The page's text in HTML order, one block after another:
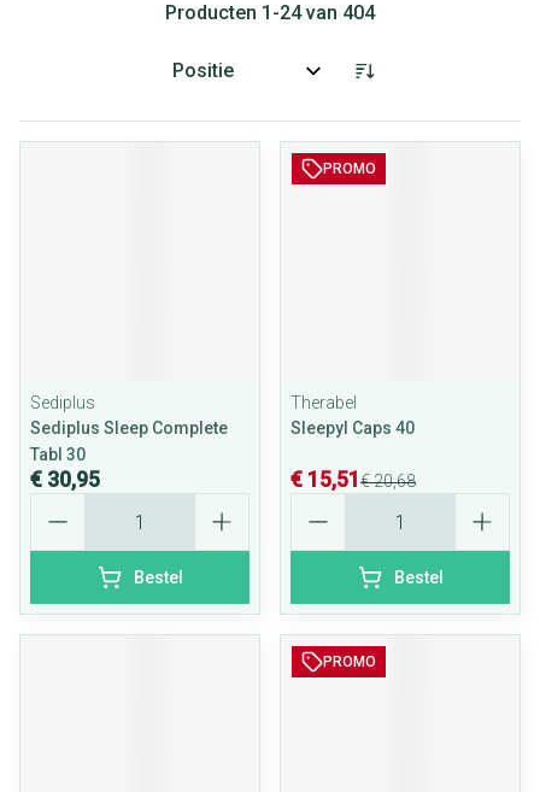
Producten 1 -24van 404
Sorteer op:
Sediplus
Sediplus Sleep Complete
Tabl 30
€ 30,95
Bestel
PROMO
Therabel
Sleepyl Caps 40
€ 20,68
€ 15,51
Bestel
PROMO